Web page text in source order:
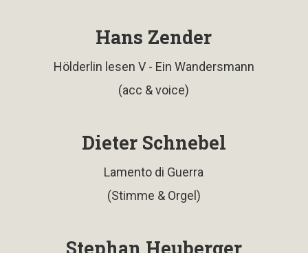
Hans Zender
Hölderlin lesen V - Ein Wandersmann
(acc & voice)
Dieter Schnebel
Lamento di Guerra
(Stimme & Orgel)
Stephan Heuberger